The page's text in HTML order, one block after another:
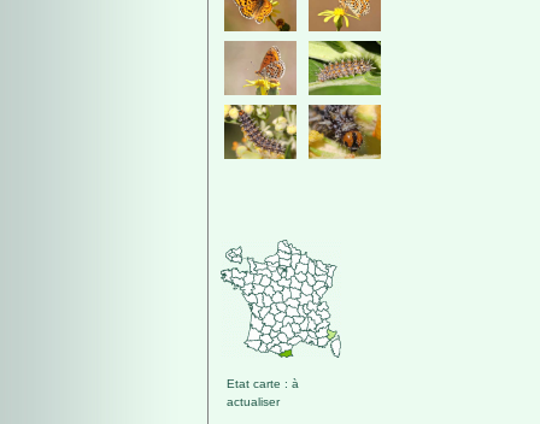
Etat carte : à
actualiser